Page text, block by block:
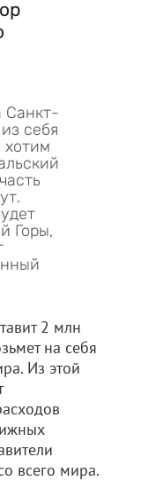
Санкт-
себя
хотим
Горы,
2 млн
на себя
Из этой
всего мира.